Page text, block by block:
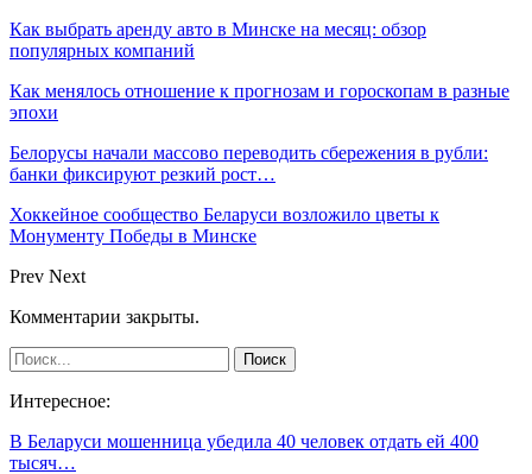
Как выбрать аренду авто в Минске на месяц: обзор
популярных компаний
Как менялось отношение к прогнозам и гороскопам в разные
эпохи
Белорусы начали массово переводить сбережения в рубли:
банки фиксируют резкий рост…
Хоккейное сообщество Беларуси возложило цветы к
Монументу Победы в Минске
Prev Next
Комментарии закрыты.
Интересное:
В Беларуси мошенница убедила 40 человек отдать ей 400
тысяч…